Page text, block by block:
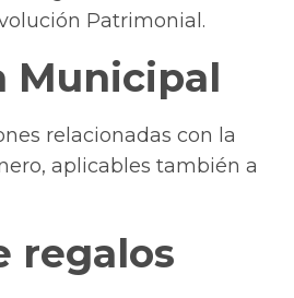
Patrimonial.
Municipal
relacionadas con la
aplicables también a
regalos